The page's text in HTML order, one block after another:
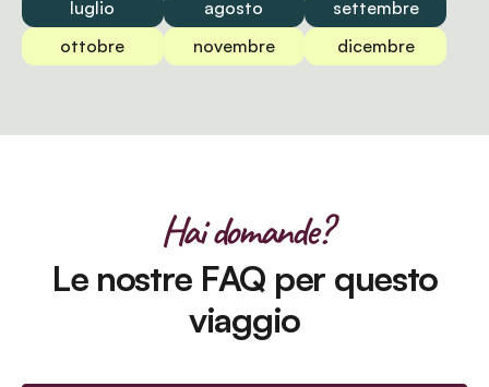
luglio
agosto
settembre
ottobre
novembre dicembre
Hai domande?
Le nostre FAQ per questo
viaggio